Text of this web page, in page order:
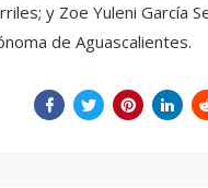
y Zoe Yuleni García
de Aguascalientes.